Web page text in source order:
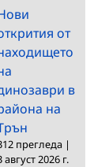
от
в
на
прегледа |
август 2026 г.